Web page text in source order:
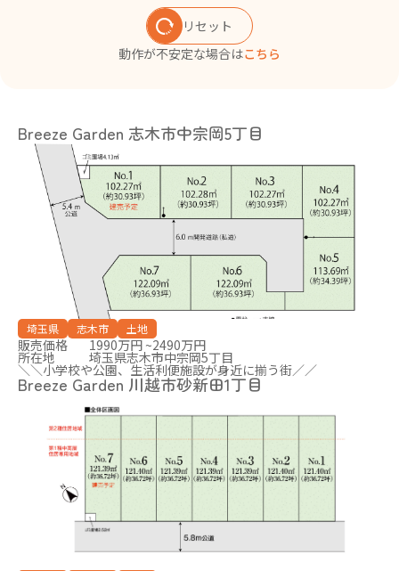
リセット
動作が不安定な場合はこちら
Breeze Garden 志木市中宗岡5丁目
埼玉県 志木市 土地
販売価格 1990万円 ~2490万円
所在地 埼玉県志木市中宗岡5丁目
＼＼小学校や公園、生活利便施設が身近に揃う街／／
Breeze Garden 川越市砂新田1丁目